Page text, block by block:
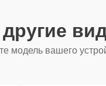
модель вашего